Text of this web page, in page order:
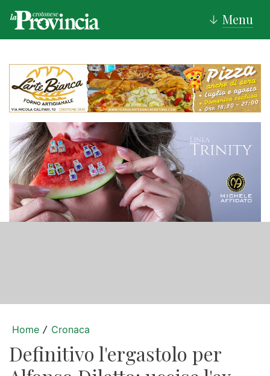
↓ Menu
Home / Cronaca
Definitivo l'ergastolo per